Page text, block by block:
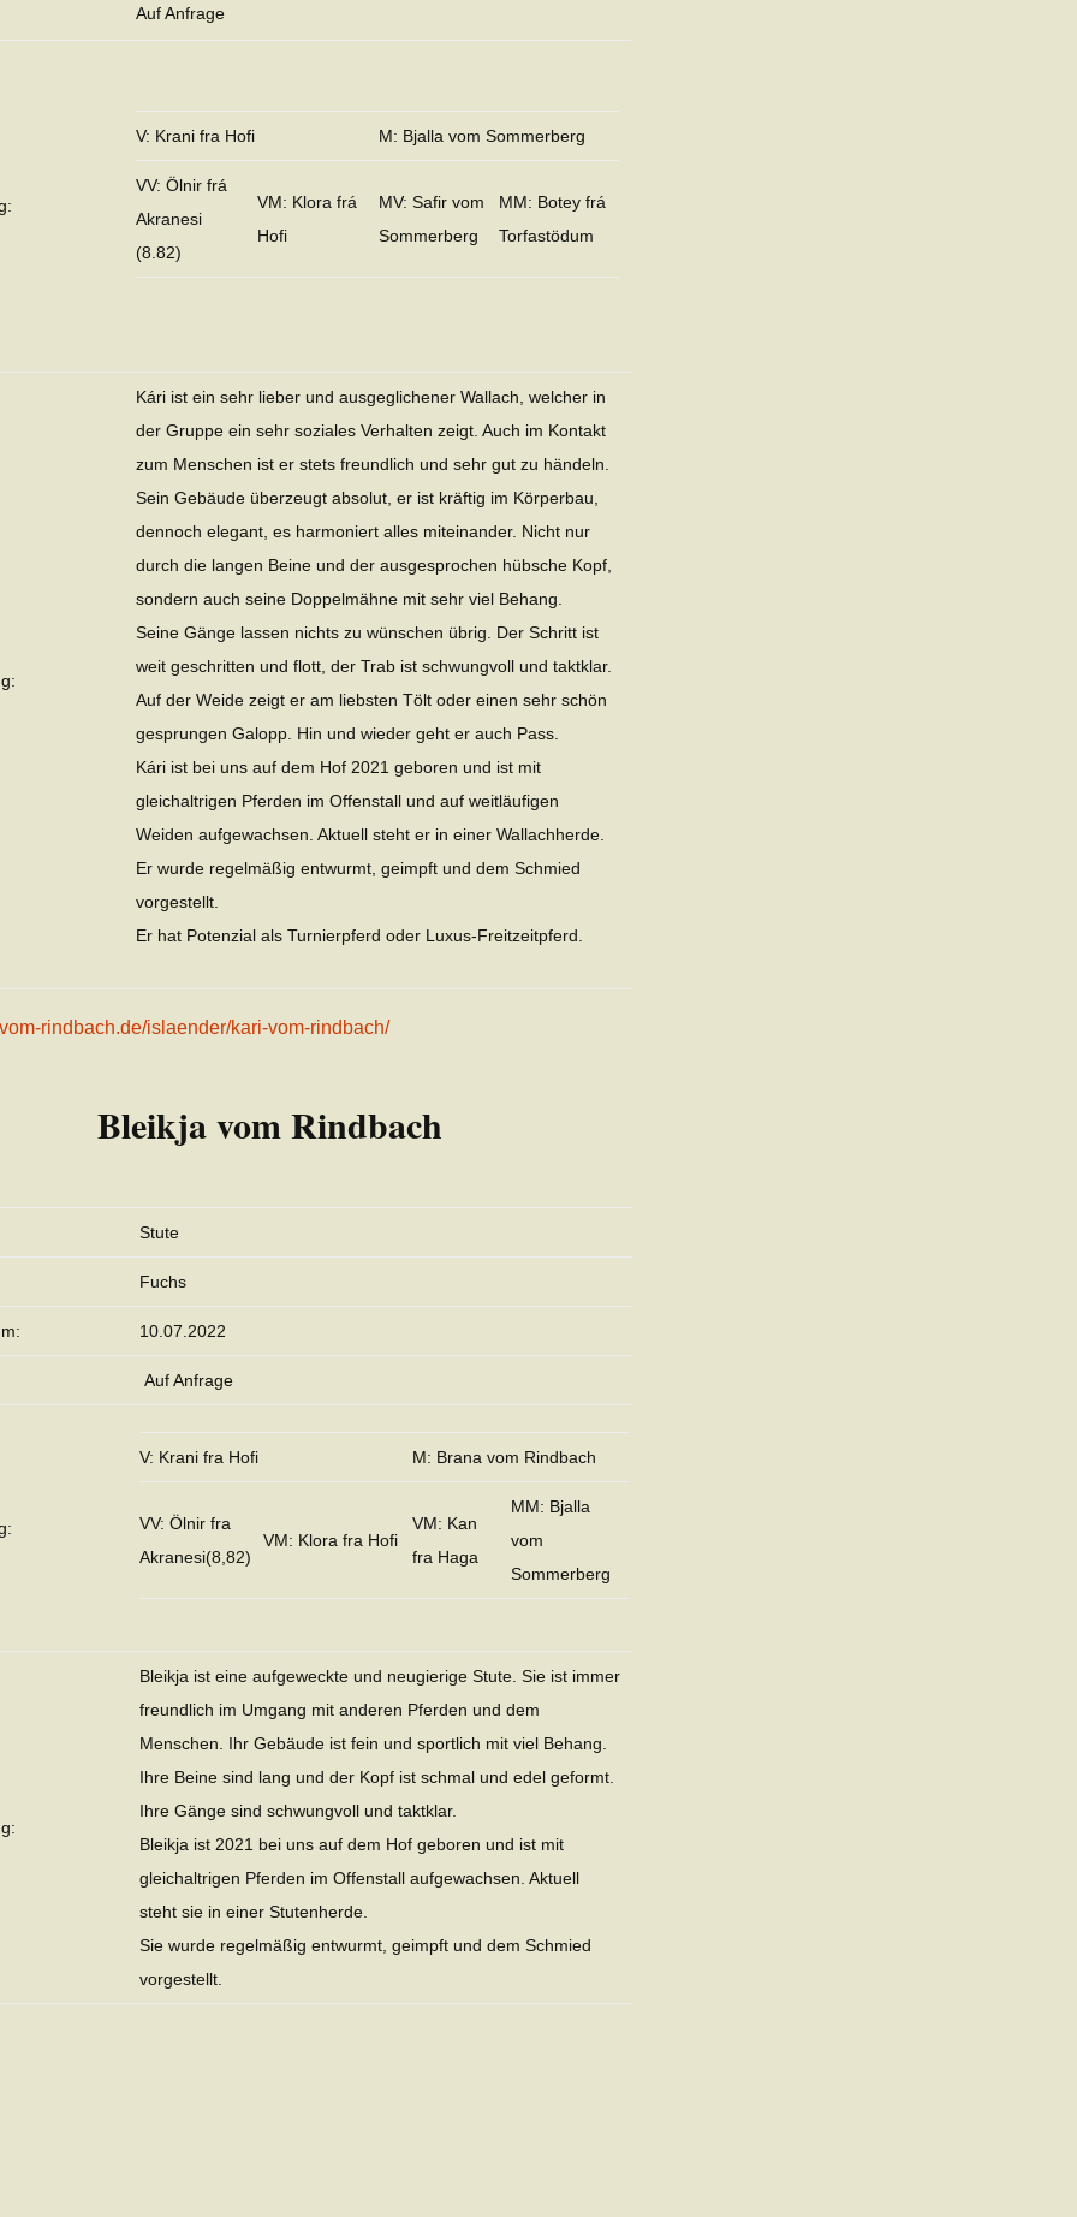
Auf Anfrage
V: Krani fra Hofi M: Bjalla vom Sommerberg
VV: Ölnir frá
Akranesi
(8.82)
VM: Klora frá
Hofi
MV: Safir vom
Sommerberg
MM: Botey frá
Torfastödum
Kári ist ein sehr lieber und ausgeglichener Wallach, welcher in
der Gruppe ein sehr soziales Verhalten zeigt. Auch im Kontakt
zum Menschen ist er stets freundlich und sehr gut zu händeln.
Sein Gebäude überzeugt absolut, er ist kräftig im Körperbau,
dennoch elegant, es harmoniert alles miteinander. Nicht nur
durch die langen Beine und der ausgesprochen hübsche Kopf,
sondern auch seine Doppelmähne mit sehr viel Behang.
Seine Gänge lassen nichts zu wünschen übrig. Der Schritt ist
weit geschritten und flott, der Trab ist schwungvoll und taktklar.
Auf der Weide zeigt er am liebsten Tölt oder einen sehr schön
gesprungen Galopp. Hin und wieder geht er auch Pass.
Kári ist bei uns auf dem Hof 2021 geboren und ist mit
gleichaltrigen Pferden im Offenstall und auf weitläufigen
Weiden aufgewachsen. Aktuell steht er in einer Wallachherde.
Er wurde regelmäßig entwurmt, geimpft und dem Schmied
vorgestellt.
Er hat Potenzial als Turnierpferd oder Luxus-Freitzeitpferd.
rindbach.de/islaender/kari-vom-rindbach/
Bleikja vom Rindbach
Stute
Fuchs
10.07.2022
Auf Anfrage
V: Krani fra Hofi M: Brana vom Rindbach
VV: Ölnir fra
Akranesi(8,82)
VM: Klora fra Hofi
VM: Kan
fra Haga
MM: Bjalla
vom
Sommerberg
Bleikja ist eine aufgeweckte und neugierige Stute. Sie ist immer
freundlich im Umgang mit anderen Pferden und dem
Menschen. Ihr Gebäude ist fein und sportlich mit viel Behang.
Ihre Beine sind lang und der Kopf ist schmal und edel geformt.
Ihre Gänge sind schwungvoll und taktklar.
Bleikja ist 2021 bei uns auf dem Hof geboren und ist mit
gleichaltrigen Pferden im Offenstall aufgewachsen. Aktuell
steht sie in einer Stutenherde.
Sie wurde regelmäßig entwurmt, geimpft und dem Schmied
vorgestellt.